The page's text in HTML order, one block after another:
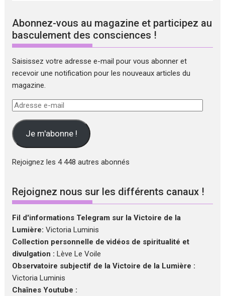
Abonnez-vous au magazine et participez au
basculement des consciences !
Saisissez votre adresse e-mail pour vous abonner et
recevoir une notification pour les nouveaux articles du
magazine.
Adresse
mail Je m'abonne !
Rejoignez les 4 448 autres abonnés
Rejoignez nous sur les différents canaux !
Fil d'informations Telegram sur la Victoire de la
Lumière: Victoria Luminis
Collection personnelle de vidéos de spiritualité et
divulgation : Lève Le Voile
Observatoire subjectif de la Victoire de la Lumière :
Victoria Luminis
Chaînes Youtube :